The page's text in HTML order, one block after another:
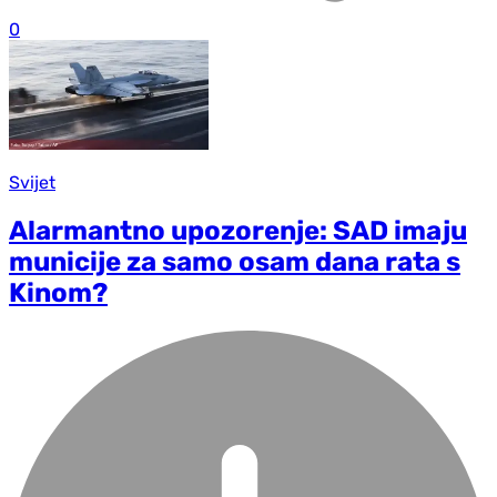
0
Svijet
Alarmantno upozorenje: SAD imaju
municije za samo osam dana rata s
Kinom?